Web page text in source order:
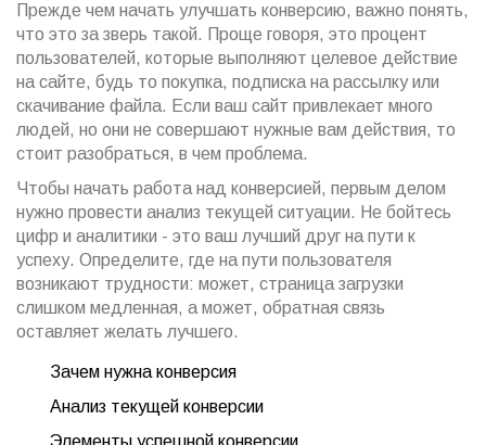
Прежде чем начать улучшать конверсию, важно понять,
что это за зверь такой. Проще говоря, это процент
пользователей, которые выполняют целевое действие
на сайте, будь то покупка, подписка на рассылку или
скачивание файла. Если ваш сайт привлекает много
людей, но они не совершают нужные вам действия, то
стоит разобраться, в чем проблема.
Чтобы начать работа над конверсией, первым делом
нужно провести анализ текущей ситуации. Не бойтесь
цифр и аналитики - это ваш лучший друг на пути к
успеху. Определите, где на пути пользователя
возникают трудности: может, страница загрузки
слишком медленная, а может, обратная связь
оставляет желать лучшего.
Зачем нужна конверсия
Анализ текущей конверсии
Элементы успешной конверсии